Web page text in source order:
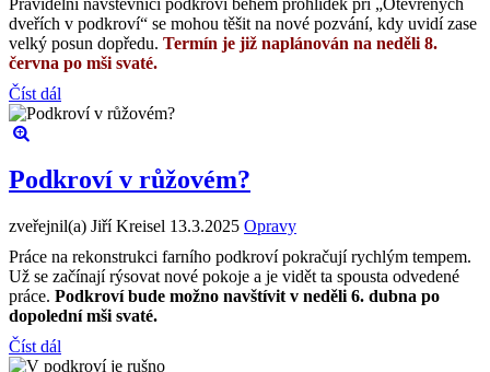
Pravidelní návštěvníci podkroví během prohlídek při „Otevřených
dveřích v podkroví“ se mohou těšit na nové pozvání, kdy uvidí zase
velký posun dopředu. Termín je již naplánován na neděli 8.
června po mši svaté.
Číst dál
Podkroví v růžovém?
zveřejnil(a) Jiří Kreisel 13.3.2025 Opravy
Práce na rekonstrukci farního podkroví pokračují rychlým tempem.
Už se začínají rýsovat nové pokoje a je vidět ta spousta odvedené
práce. Podkroví bude možno navštívit v neděli 6. dubna po
dopolední mši svaté.
Číst dál